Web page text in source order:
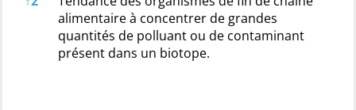
alimentaire à concentrer de grandes
quantités de polluant ou de contaminant
présent dans un biotope.